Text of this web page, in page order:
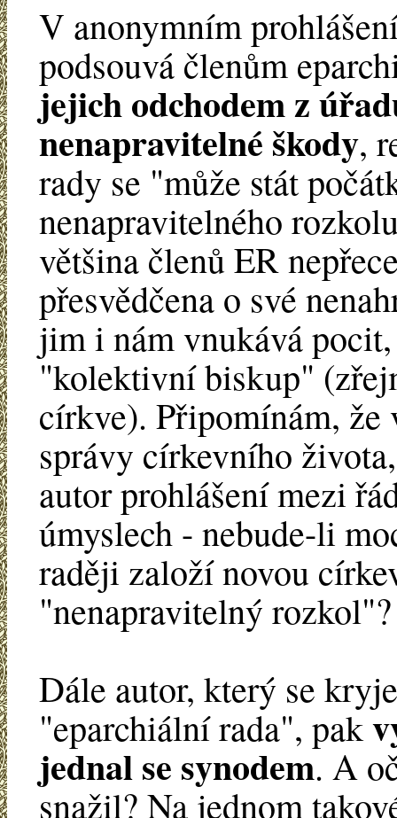
V anonymním
podsouvá členům
jejich odchodem z
nenapravitelné škody,
rady se "může stát
nenapravitelného
většina členů ER
přesvědčena o své
jim i nám vnukává
"kolektivní biskup"
církve). Připomínám, že
správy církevního
autor prohlášení mezi
úmyslech - nebude-li
raději založí novou
"nenapravitelný rozkol"?
Dále autor, který se
"eparchiální rada", pak
jednal se synodem. A
snažil? Na jednom